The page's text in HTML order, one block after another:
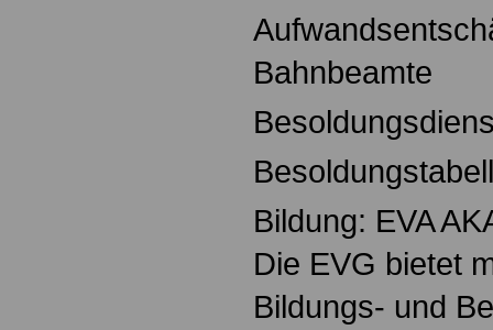
Bahnbeamte
Bildung: EVA
Die EVG bietet
Bildungs- und